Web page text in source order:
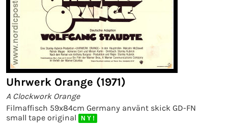
Uhrwerk Orange (1971)
A Clockwork Orange
Filmaffisch 59x84cm Germany använt skick GD-FN
small tape original
N Y !